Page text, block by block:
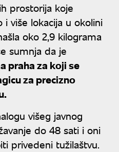
prostorija koje
više lokacija u okolini
oko 2,9 kilograma
sumnja da je
praha za koji se
za precizno
višeg javnog
do 48 sati i oni
privedeni tužilaštvu.